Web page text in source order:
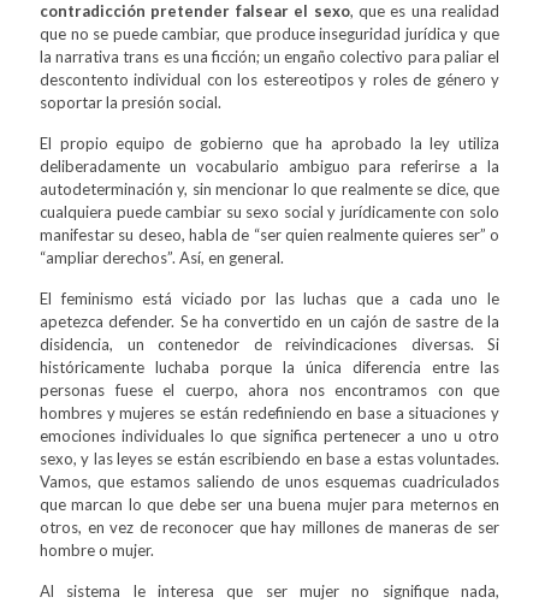
contradicción pretender falsear el sexo, que es una realidad
que no se puede cambiar, que produce inseguridad jurídica y que
la narrativa trans es una ficción; un engaño colectivo para paliar el
descontento individual con los estereotipos y roles de género y
soportar la presión social.
El propio equipo de gobierno que ha aprobado la ley utiliza
deliberadamente un vocabulario ambiguo para referirse a la
autodeterminación y, sin mencionar lo que realmente se dice, que
cualquiera puede cambiar su sexo social y jurídicamente con solo
manifestar su deseo, habla de “ser quien realmente quieres ser” o
“ampliar derechos”. Así, en general.
El feminismo está viciado por las luchas que a cada uno le
apetezca defender. Se ha convertido en un cajón de sastre de la
disidencia, un contenedor de reivindicaciones diversas. Si
históricamente luchaba porque la única diferencia entre las
personas fuese el cuerpo, ahora nos encontramos con que
hombres y mujeres se están redefiniendo en base a situaciones y
emociones individuales lo que significa pertenecer a uno u otro
sexo, y las leyes se están escribiendo en base a estas voluntades.
Vamos, que estamos saliendo de unos esquemas cuadriculados
que marcan lo que debe ser una buena mujer para meternos en
otros, en vez de reconocer que hay millones de maneras de ser
hombre o mujer.
Al sistema le interesa que ser mujer no signifique nada,